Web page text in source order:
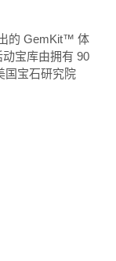
的 GemKit™ 体
宝库由拥有 90
国宝石研究院